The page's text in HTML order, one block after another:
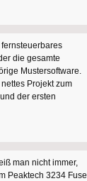
die gesamte
Mustersoftware.
Projekt zum
der ersten
man nicht immer,
Peaktech 3234 Fuse